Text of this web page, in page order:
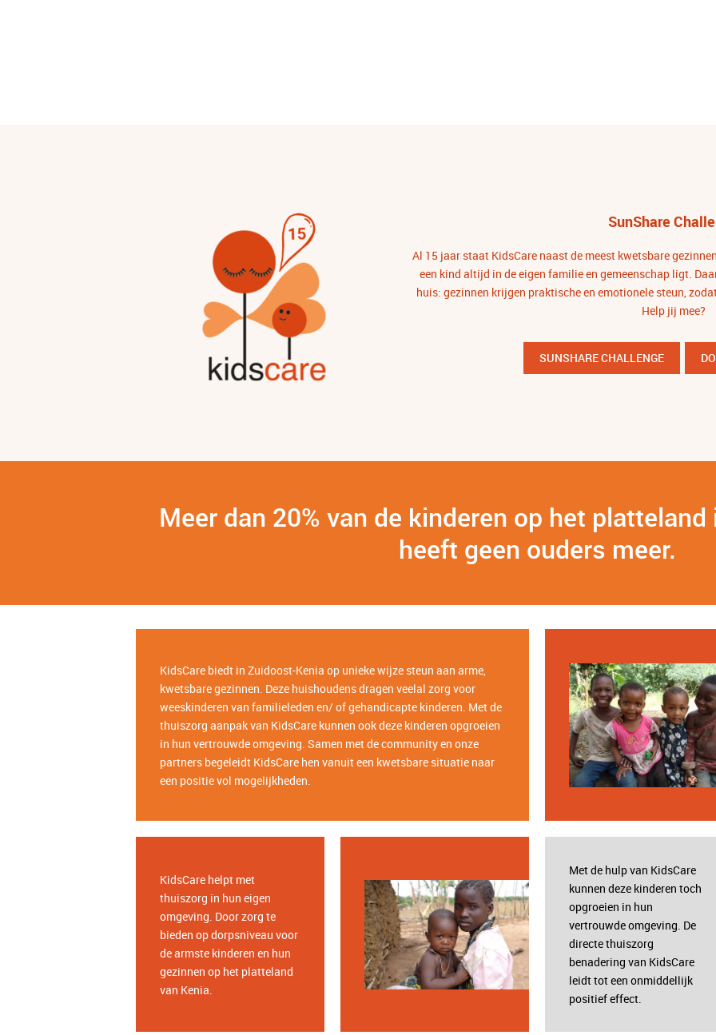
SunShare
Al 15 jaar staat KidsCare naast de meest kwetsbare
een kind altijd in de eigen familie en gemeenschap ligt.
huis: gezinnen krijgen praktische en emotionele steun,
Help jij mee?
SUNSHARE CHALLENGE
Meer dan 20% van de kinderen op het
heeft geen ouders meer.
KidsCare biedt in Zuidoost-Kenia op unieke wijze steun aan arme,
kwetsbare gezinnen. Deze huishoudensdragen veelal zorg voor
weeskinderen van familieleden en/ of gehandicapte kinderen. Met de
thuiszorg aanpak van KidsCare kunnen ook deze kinderen opgroeien
in hun vertrouwde omgeving. Samen met de community en onze
partners begeleidt KidsCare hen vanuit een kwetsbare situatie naar
een positie vol mogelijkheden.
KidsCare helpt met
thuiszorg in hun eigen
omgeving. Door zorg te
bieden op dorpsniveau voor
de armste kinderen en hun
gezinnen op het platteland
van Kenia.
Met de hulp van KidsCare
kunnen deze kinderen toch
opgroeien in hun
vertrouwde omgeving. De
directe thuiszorg
benadering van KidsCare
leidt tot een onmiddellijk
positief effect.